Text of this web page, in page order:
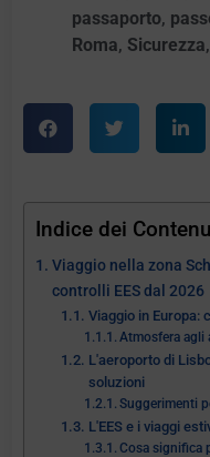
passaporto,
Roma, Sicurezza
Indice dei
Viaggio nella zona
controlli EES dal 2026
Viaggio in Europa:
Atmosfera agli
L'aeroporto di
soluzioni
Suggerimenti
L'EES e i viaggi
Cosa significa